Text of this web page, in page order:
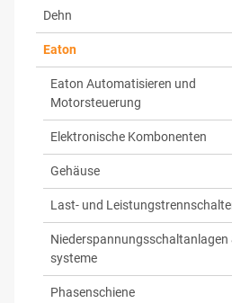
Dehn
Eaton
Eaton Automatisieren und
Motorsteuerung
Elektronische Kombonenten
Gehäuse
Last- und
Niederspannungsschaltanlagen
systeme
Phasenschiene